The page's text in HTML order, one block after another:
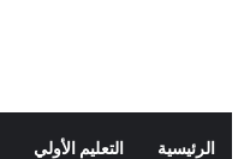
الرئيسية التعليم الأولي